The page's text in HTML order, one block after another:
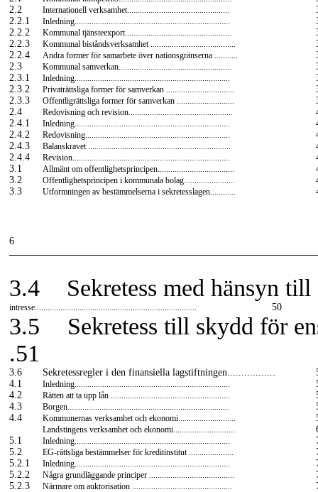
2.2
Internationell verksamhet................................................
2.2.1
Inledning.........................................................................
2.2.2
Kommunal tjänsteexport..................................................
2.2.3
Kommunal biståndsverksamhet ........................................
2.2.4
Andra former för samarbete över nationsgränserna ...........
2.3
Kommunal samverkan.....................................................
2.3.1
Inledning.........................................................................
2.3.2
Privaträttsliga former för samverkan ................................
2.3.3
Offentligrättsliga former för samverkan ...........................
2.4
Redovisning och revision.................................................
2.4.1
Inledning.........................................................................
2.4.2
Redovisning....................................................................
2.4.3
Balanskravet ...................................................................
2.4.4
Revision..........................................................................
3.1
Allmänt om offentlighetsprincipen....................................
3.2
Offentlighetsprincipen i kommunala bolag........................
3.3
Utformningen av bestämmelserna i sekretesslagen............
6
3.4 Sekretess med hänsyn
intresse............................................................................ 50
3.5
Sekretess till skydd för
.51
3.6 Sekretessregler i den finansiella lagstiftningen.................
4.1
Inledning.........................................................................
4.2
Rätten att ta upp lån ........................................................
4.3
Borgen............................................................................
4.4
Kommunernas verksamhet och ekonomi...........................
Landstingens verksamhet och ekonomi.............................
5.1
Inledning.........................................................................
5.2
EG-rättsliga bestämmelser för kreditinstitut .....................
5.2.1
Inledning.........................................................................
5.2.2
Några grundläggande principer ........................................
5.2.3
Närmare om auktorisation ...............................................